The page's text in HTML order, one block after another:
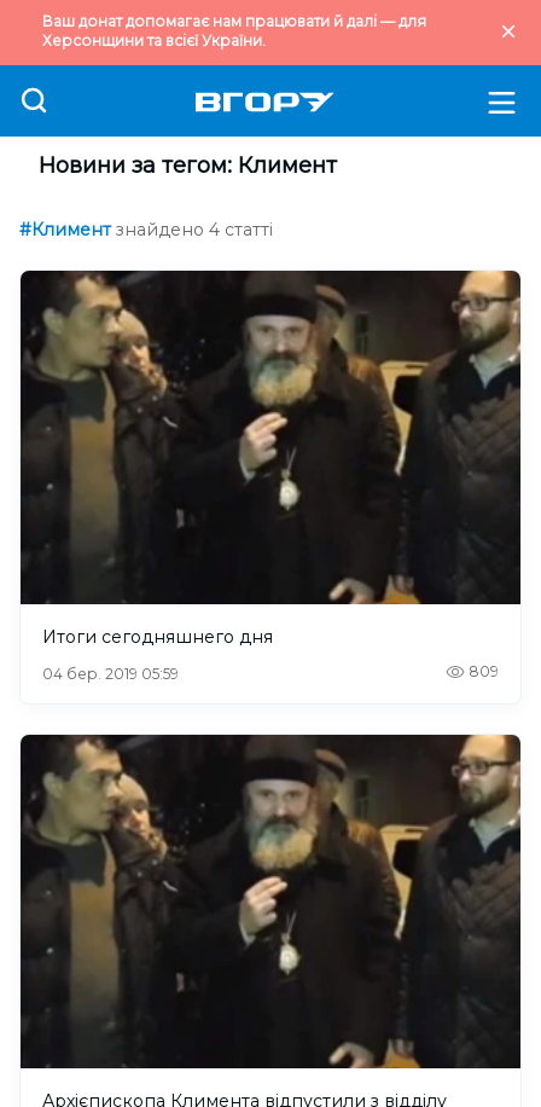
Ваш донат допомагає нам працювати й далі — для
Херсонщини та всієї України.
Новини за тегом: Климент
#Климент знайдено 4 статті
Итоги сегодняшнего дня
04 бер. 2019 05:59 809
Архієпископа Климента відпустили з відділу